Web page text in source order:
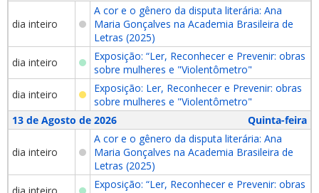
dia inteiro
A cor e o gênero da disputa literária: Ana
Maria Gonçalves na Academia Brasileira de
Letras (2025)
dia inteiro
Exposição: “Ler, Reconhecer e Prevenir: obras
sobre mulheres e "Violentômetro"
dia inteiro
Exposição: Ler, Reconhecer e Prevenir: obras
sobre mulheres e "Violentômetro"
13 de Agosto de 2026
Quinta-feira
dia inteiro
A cor e o gênero da disputa literária: Ana
Maria Gonçalves na Academia Brasileira de
Letras (2025)
Exposição: “Ler, Reconhecer e Prevenir: obras